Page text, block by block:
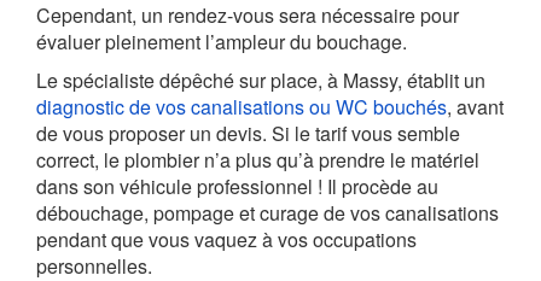
Cependant, un rendez-vous sera nécessaire pour
évaluer pleinement l’ampleur du bouchage.
Le spécialiste dépêché sur place, à Massy, établit un
diagnostic de vos canalisations ou WC bouchés, avant
de vous proposer un devis. Si le tarif vous semble
correct, le plombier n’a plus qu’à prendre le matériel
dans son véhicule professionnel ! Il procède au
débouchage, pompage et curage de vos canalisations
pendant que vous vaquez à vos occupations
personnelles.